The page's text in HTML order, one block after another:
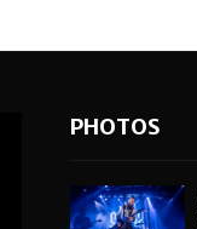
PHOTOS